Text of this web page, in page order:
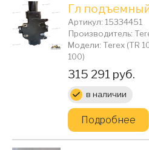
Гл
Артикул: 15334451
Производитель:
Модели: Terex (TR
100)
Цена:
315 291 руб.
в наличии
Подробнее